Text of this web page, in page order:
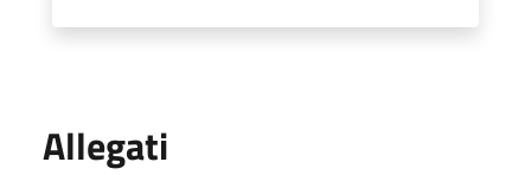
Allegati